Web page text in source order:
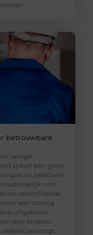
betrouwbare
veilige
speelt een grote
en bedrijven
voor
en verschillende
een storing
uitgebreid
een ervaren
elektricien zorgt